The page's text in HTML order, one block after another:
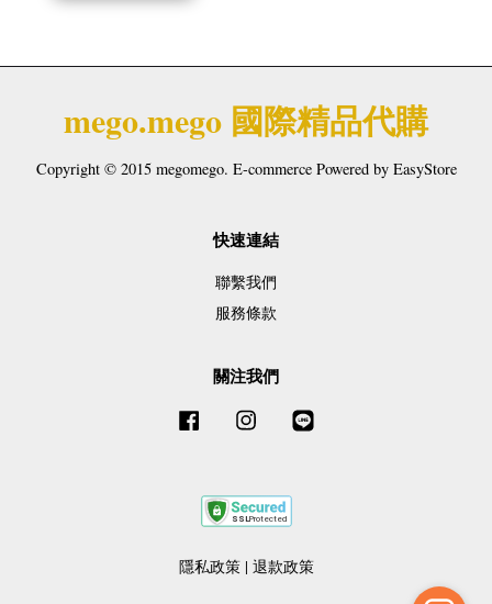
mego.mego 國際精品代購
Copyright © 2015 megomego. E-commerce Powered by EasyStore
快速連結
聯繫我們
服務條款
關注我們
Facebook Instagram
隱私政策| 退款政策